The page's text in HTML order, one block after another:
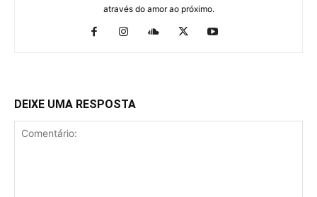
através do amor ao próximo.
DEIXE UMA RESPOSTA